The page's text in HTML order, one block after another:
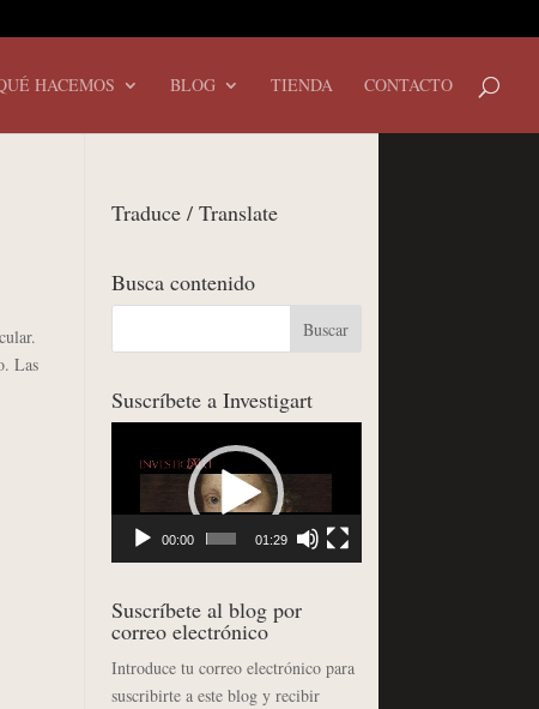
HACEMOS BLOG TIENDA CONTACTO
Las
Traduce / Translate
Busca contenido
Suscríbete a Investigart
00:00 01:29
Suscríbete al blog por
correo electrónico
Introduce tu correo electrónico para
suscribirte a este blog y recibir